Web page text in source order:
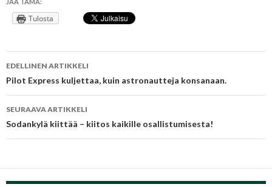
Tulosta
Artikkelien
selaus
EDELLINEN ARTIKKELI
Pilot Express kuljettaa, kuin astronautteja konsanaan.
SEURAAVA ARTIKKELI
Sodankylä kiittää – kiitos kaikille osallistumisesta!